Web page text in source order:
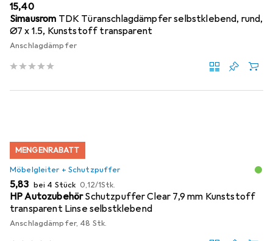
EUR
15,40
Simausrom TDK Türanschlagdämpfer selbstklebend, rund,
Ø7 x 1.5, Kunststoff transparent
Anschlagdämpfer
MENGENRABATT
Möbelgleiter + Schutzpuffer
EUR
5,83 bei 4 Stück EUR
0,12/1Stk.
HP AutozubehörSchutzpuffer Clear 7,9 mm Kunststoff
transparent Linse selbstklebend
Anschlagdämpfer, 48 Stk.